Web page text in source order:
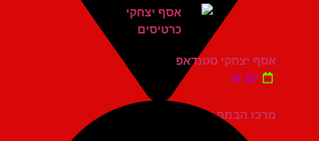
מרכז הבמה גני תקווה
אסף יצחקי סטנדאפ
יום ש'